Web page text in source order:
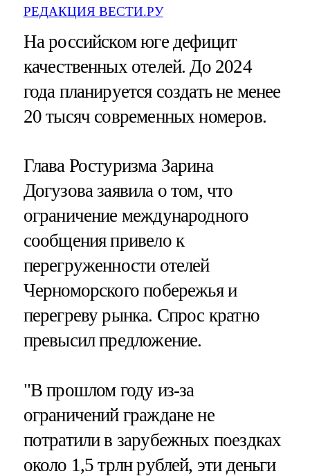
РЕДАКЦИЯ ВЕСТИ.РУ
На российском юге дефицит
качественных отелей. До 2024
года планируется создать не менее
20 тысяч современных номеров.
Глава Ростуризма Зарина
Догузова заявила о том, что
ограничение международного
сообщения привело к
перегруженности отелей
Черноморского побережья и
перегреву рынка. Спрос кратно
превысил предложение.
"В прошлом году из-за
ограничений граждане не
потратили в зарубежных поездках
около 1,5 трлн рублей, эти деньги